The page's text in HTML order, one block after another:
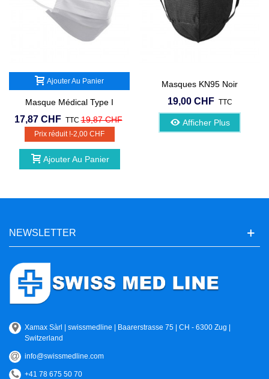
Ajouter Au Panier
Masque Médical Type I
17,87 CHF TTC 19,87 CHF
Prix réduit !-2,00 CHF
Ajouter Au Panier
Masques KN95 Noir
19,00 CHF TTC
Afficher Plus
NEWSLETTER
Xamax Sàrl | swissmedline | Baarerstrasse 75 | CH - 6300 Zug |
Switzerland
info@swissmedline.com
+41 78 675 50 70